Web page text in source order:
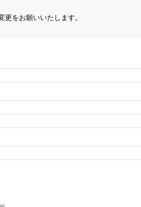
をお願いいたします。